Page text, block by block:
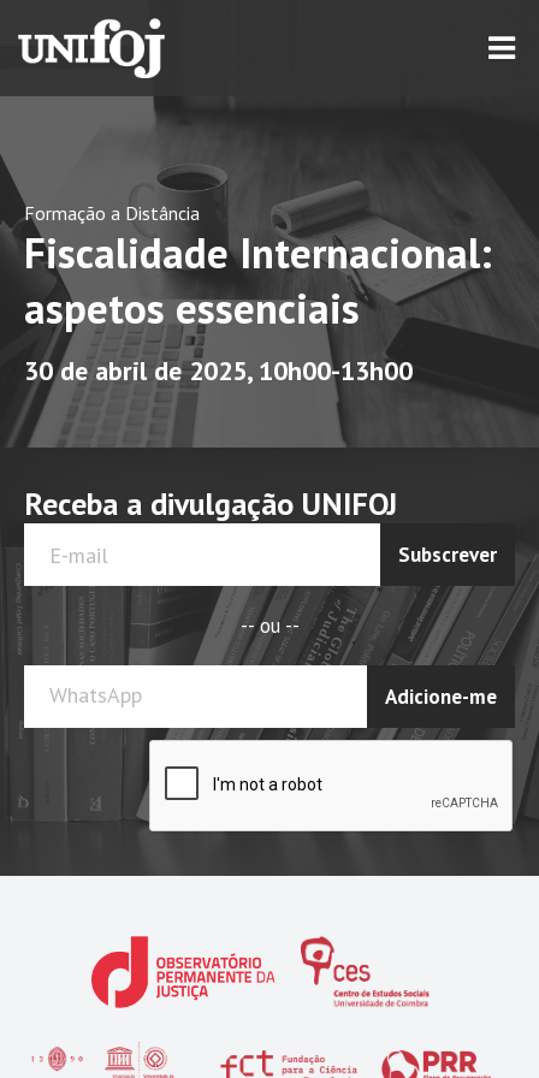
Formação a Distância
Fiscalidade Internacional:
aspetos essenciais
30 de abril de 2025, 10h00-13h00
Receba a divulgação UNIFOJ
Subscrever
-- ou --
WhatsApp Adicione-me